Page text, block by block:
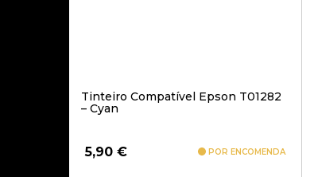
Tinteiro Compatível Epson T01282
– Cyan
5,90 € POR ENCOMENDA